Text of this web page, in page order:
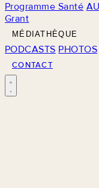
Programme Santé
Grant
MÉDIATHÈQUE
PODCASTS PHOTOS
CONTACT